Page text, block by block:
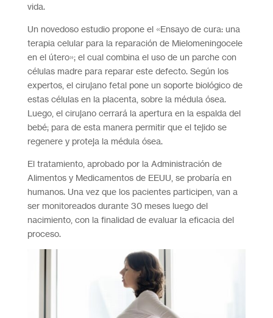
vida.
Un novedoso estudio propone el «Ensayo de cura: una
terapia celular para la reparación de Mielomeningocele
en el útero»; el cual combina el uso de un parche con
células madre para reparar este defecto. Según los
expertos, el cirujano fetal pone un soporte biológico de
estas células en la placenta, sobre la médula ósea.
Luego, el cirujano cerrará la apertura en la espalda del
bebé; para de esta manera permitir que el tejido se
regenere y proteja la médula ósea.
El tratamiento, aprobado por la Administración de
Alimentos y Medicamentos de EEUU, se probaría en
humanos. Una vez que los pacientes participen, van a
ser monitoreados durante 30 meses luego del
nacimiento, con la finalidad de evaluar la eficacia del
proceso.